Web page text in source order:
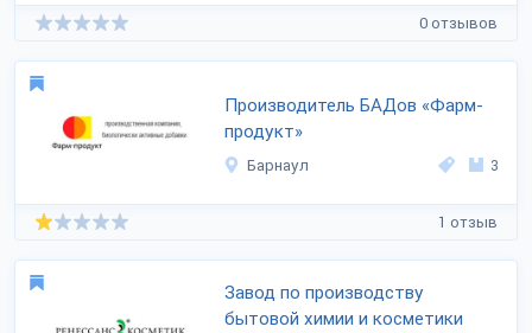
0 отзывов
Производитель БАДов «Фарм-
продукт»
Барнаул 3
1 отзыв
Завод по производству
бытовой химии и косметики